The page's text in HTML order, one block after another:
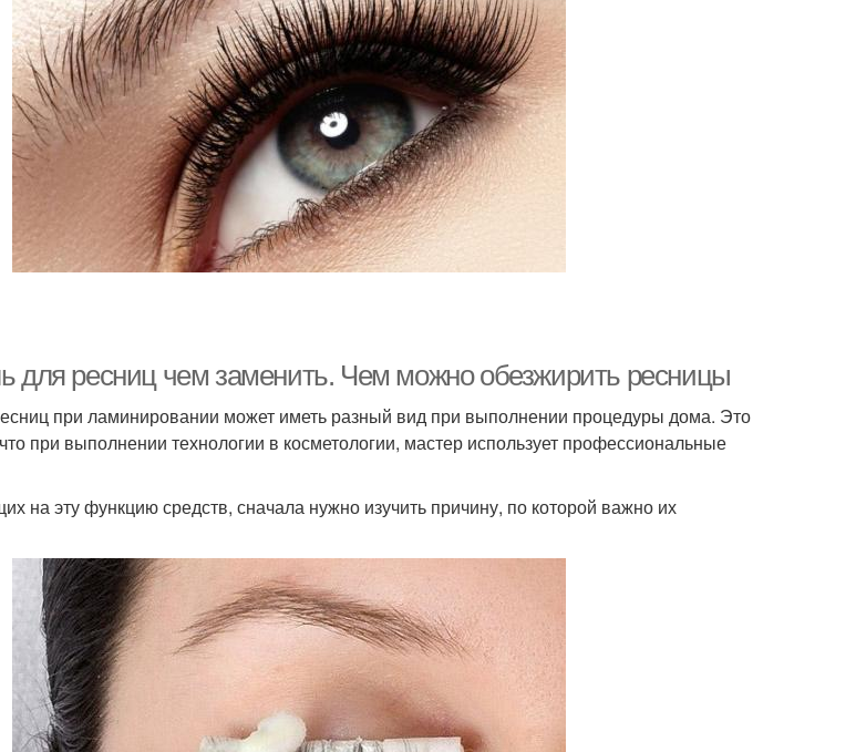
для ресниц чем заменить. Чем можно обезжирить ресницы
при ламинировании может иметь разный вид при выполнении процедуры дома. Это
при выполнении технологии в косметологии, мастер использует профессиональные
на эту функцию средств, сначала нужно изучить причину, по которой важно их